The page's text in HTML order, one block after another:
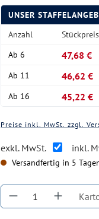
UNSER
Anzahl
Stückpreis
Ab 6 47,68 €
Ab 11 46,62 €
Ab 16 45,22 €
Preise inkl. MwSt. zzgl.
exkl. MwSt. inkl.
Versandfertig in 5
Produkt